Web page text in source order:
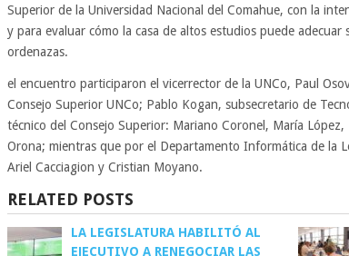
Superior de la Universidad Nacional del Comahue, con la
y para evaluar cómo la casa de altos estudios puede
ordenazas.
el encuentro participaron el vicerrector de la UNCo, Paul
Consejo Superior UNCo; Pablo Kogan, subsecretario de
técnico del Consejo Superior: Mariano Coronel, María López,
Orona; mientras que por el Departamento Informática de la
Ariel Cacciagion y Cristian Moyano.
RELATED POSTS
LA LEGISLATURA HABILITÓ AL
EJECUTIVO A RENEGOCIAR LAS